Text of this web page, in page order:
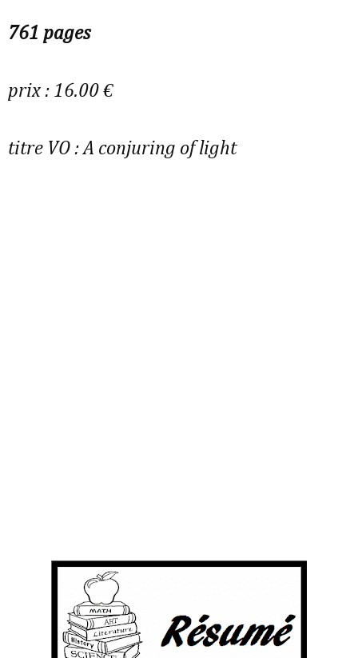
761 pages
prix : 16.00 €
titre VO : A conjuring of light